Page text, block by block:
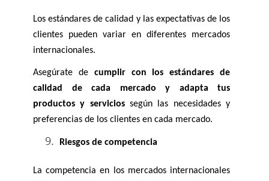
Los estándares de calidad y las expectativas de los
clientes pueden variar en diferentes mercados
internacionales.
Asegúrate de cumplir con los estándares de
calidad de cada mercado y adapta tus
productos y servicios según las necesidades y
preferencias de los clientes en cada mercado.
Riesgos de competencia
La competencia en los mercados internacionales